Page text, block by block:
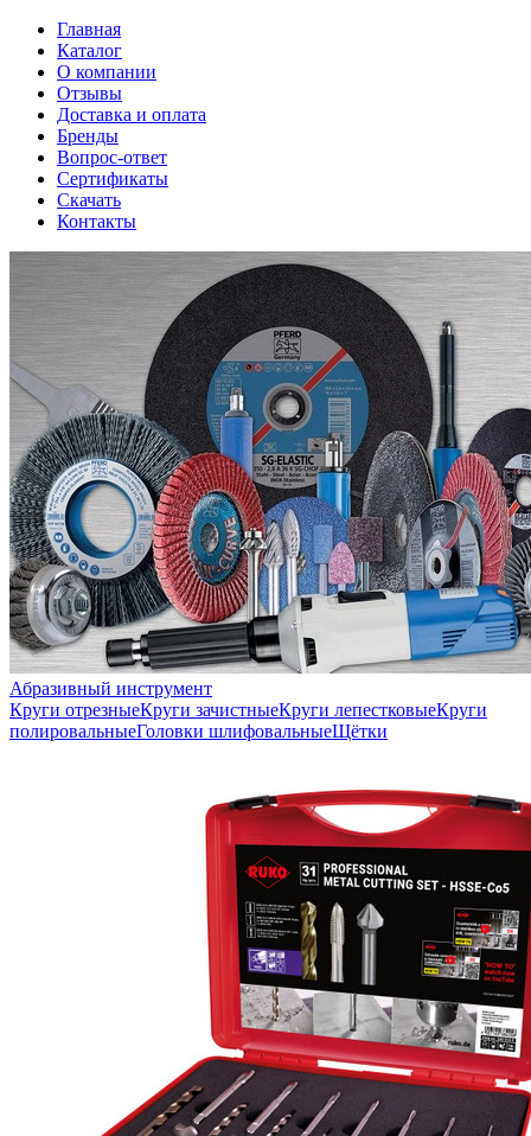
Главная
Каталог
О компании
Отзывы
Доставка и оплата
Бренды
Вопрос-ответ
Сертификаты
Скачать
Контакты
Абразивный инструмент
Круги отрезныеКруги зачистныеКруги лепестковыеКруги
полировальныеГоловки шлифовальныеЩётки